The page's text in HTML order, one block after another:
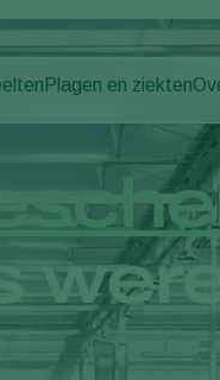
Scouting
Plagen en ziekten
Ziektebestrijding